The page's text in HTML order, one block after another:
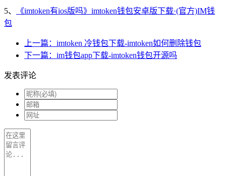
5、
《imtoken有ios版吗》imtoken钱包安卓版下载·(官方)IM钱
包
上一篇：imtoken 冷钱包下载-imtoken如何删除钱包
下一篇：im钱包app下载-imtoken钱包开源吗
发表评论